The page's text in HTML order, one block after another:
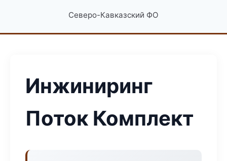
Северо-Кавказский ФО
Инжиниринг
Поток Комплект